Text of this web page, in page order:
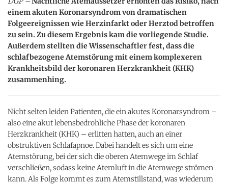
einem akuten Koronarsyndrom von dramatischen
Folgeereignissen wie Herzinfarkt oder Herztod betroffen
zu sein. Zu diesem Ergebnis kam die vorliegende Studie.
Außerdem stellten die Wissenschaftler fest, dass die
schlafbezogene Atemstörung mit einem komplexeren
Krankheitsbild der koronaren Herzkrankheit (KHK)
zusammenhing.
Nicht selten leiden Patienten, die ein akutes Koronarsyndrom –
also eine akut lebensbedrohliche Phase der koronaren
Herzkrankheit (KHK) – erlitten hatten, auch an einer
obstruktiven Schlafapnoe. Dabei handelt es sich um eine
Atemstörung, bei der sich die oberen Atemwege im Schlaf
verschließen, sodass keine Atemluft in die Atemwege strömen
kann. Als Folge kommt es zum Atemstillstand, was wiederum